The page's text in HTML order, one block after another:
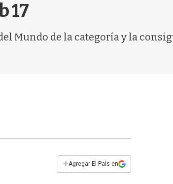
17
Mundo de la categoría y la
+Agregar El País en